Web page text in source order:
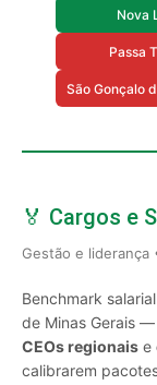
Nova
Passa
São Gonçalo
🏅 Cargos e
Gestão e liderança
Benchmark
de Minas Gerais
CEOs regionais e
calibrarem